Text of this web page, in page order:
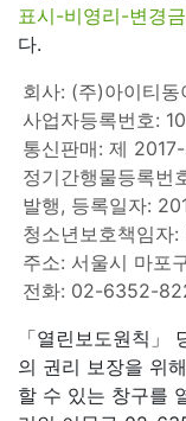
표시-비영리-변경
다.
회사: (주)아이티동
사업자등록번호:
통신판매: 제
정기간행물등록번
발행, 등록일자:
청소년보호책임자:
주소: 서울시 마포
전화: 02-6352-
「열린보도원칙」
의 권리 보장을 위
할 수 있는 창구를